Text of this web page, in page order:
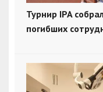
Турнир IPA
погибших